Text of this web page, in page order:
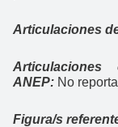
Articulaciones
ANEP: No
Figura/s